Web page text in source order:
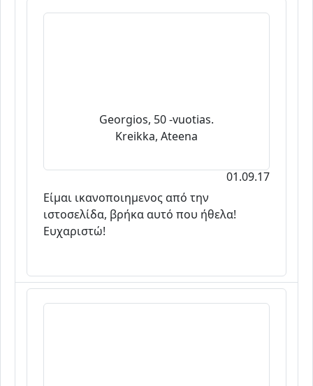
Georgios, 50 -vuotias.
Kreikka, Ateena
01.09.17
Είμαι ικανοποιημενος από την
ιστοσελίδα, βρήκα αυτό που ήθελα!
Ευχαριστώ!